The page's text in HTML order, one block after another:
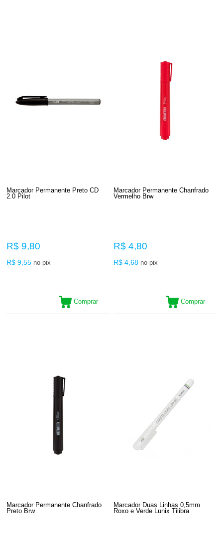
Marcador Permanente Preto CD
2.0 Pilot
R$ 9,80
R$ 9,55 no pix
Comprar
Marcador Permanente Chanfrado
Vermelho Brw
R$ 4,80
R$ 4,68 no pix
Comprar
Marcador Permanente Chanfrado
Preto Brw
Marcador Duas Linhas 0,5mm
Roxo e Verde Lunix Tilibra